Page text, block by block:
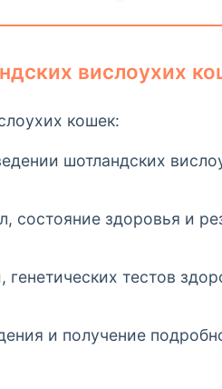
вислоухих
кошек:
шотландских
состояние здоровья и
тестов
и получение